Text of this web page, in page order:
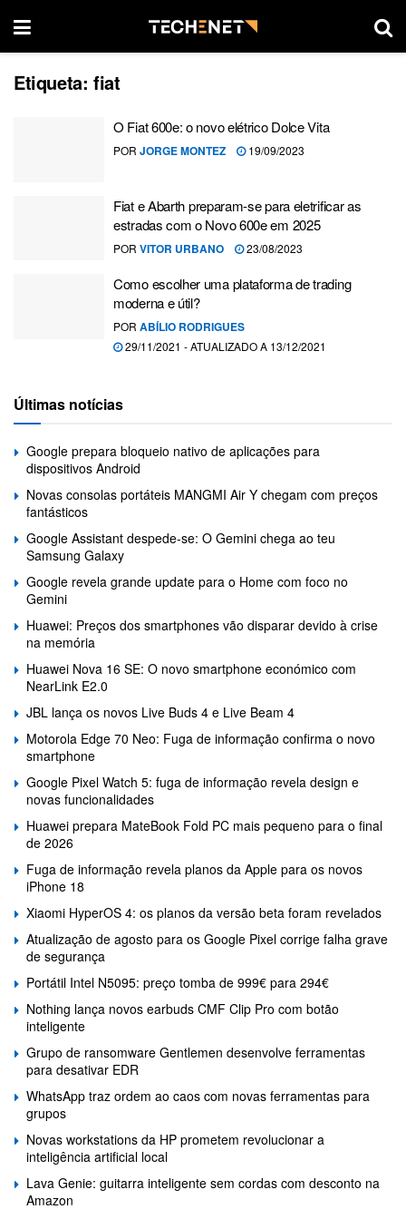
Etiqueta: fiat
O Fiat 600e: o novo elétrico Dolce Vita
POR JORGE MONTEZ 19/09/2023
Fiat e Abarth preparam-se para eletrificar as
estradas com o Novo 600e em 2025
POR VITOR URBANO 23/08/2023
Como escolher uma plataforma de trading
moderna e útil?
POR ABÍLIO RODRIGUES
29/11/2021 - ATUALIZADO A 13/12/2021
Últimas notícias
Google prepara bloqueio nativo de aplicações para
dispositivos Android
Novas consolas portáteis MANGMI Air Y chegam com preços
fantásticos
Google Assistant despede-se: O Gemini chega ao teu
Samsung Galaxy
Google revela grande update para o Home com foco no
Gemini
Huawei: Preços dos smartphones vão disparar devido à crise
na memória
Huawei Nova 16 SE: O novo smartphone económico com
NearLink E2.0
JBL lança os novos Live Buds 4 e Live Beam 4
Motorola Edge 70 Neo: Fuga de informação confirma o novo
smartphone
Google Pixel Watch 5: fuga de informação revela design e
novas funcionalidades
Huawei prepara MateBook Fold PC mais pequeno para o final
de 2026
Fuga de informação revela planos da Apple para os novos
iPhone 18
Xiaomi HyperOS 4: os planos da versão beta foram revelados
Atualização de agosto para os Google Pixel corrige falha grave
de segurança
Portátil Intel N5095: preço tomba de 999€ para 294€
Nothing lança novos earbuds CMF Clip Pro com botão
inteligente
Grupo de ransomware Gentlemen desenvolve ferramentas
para desativar EDR
WhatsApp traz ordem ao caos com novas ferramentas para
grupos
Novas workstations da HP prometem revolucionar a
inteligência artificial local
Lava Genie: guitarra inteligente sem cordas com desconto na
Amazon